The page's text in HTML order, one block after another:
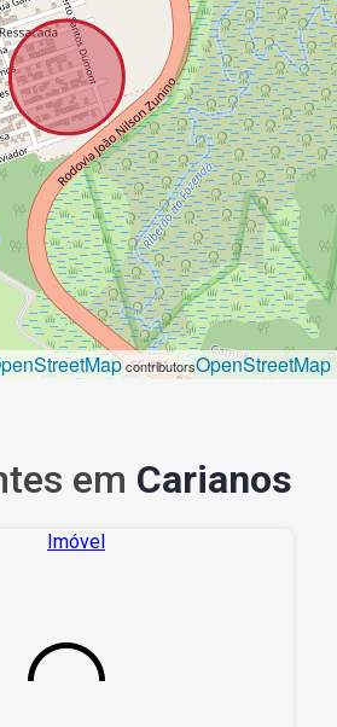
contributorsOpenStreetMap
em Carianos